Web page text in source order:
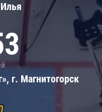
г. Магнитогорск